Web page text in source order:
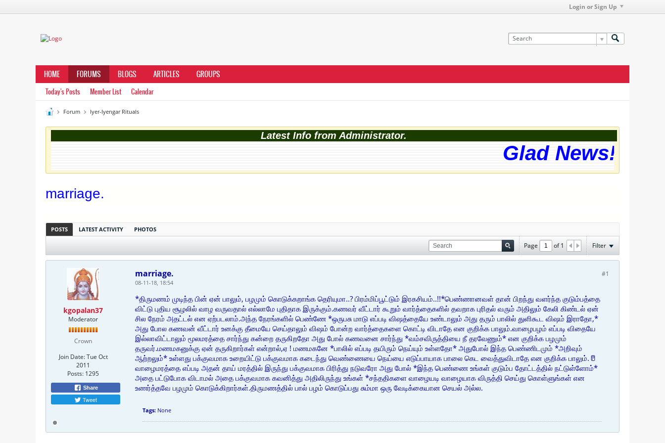
Login or Sign Up
HOME FORUMS BLOGS ARTICLES GROUPS
Today's Posts Member List Calendar
Forum Iyer-Iyengar Rituals
Latest Info from Administrator.
Glad News!
marriage.
POSTS LATEST ACTIVITY PHOTOS
Page of1 Filter
kgopalan37
Moderator
Crown
Join Date: Tue Oct
2011
Posts: 1295
Share
Tweet
#1
marriage.
08-11-18, 18:54
*திருமணம் முடிந்த பின் ஏன் பாலும், பழமும் கொடுக்கறாங்க தெரியுமா..? பிரம்மிப்பூட்டும் இரகசியம்..!!*பெண்ணானவள் தான் பிறந்து வளர்ந்த குடும்பத்தை
விட்டு புதிய சூழலில் வாழ வருவதால் எல்லாமே புதிதாக இருக்கும்.கணவர் வீட்டார் கூறும் வார்த்தைகளில் தவறாக புரிதல் வரும் அதிலும் கேலி கிண்டல் ஏன்
சில நேரம் அதட்டல் என ஏற்படலாம்.அந்த நேரங்களில் பெண்ணே *ஒருபசு மாடு எப்படி விஷத்தையே உண்டாலும் அது தரும் பாலில் துளிகூட விஷம் இராதோ,*
அது போல கணவன் வீட்டார் உனக்கு தீமையே செய்தாலும் விஷம் போன்ற வார்த்தைகளை கொட்டி விடாதே என குறிக்க பாலும்.வாழைபழம் எப்படி விதையே
இல்லாவிட்டாலும் மூலமரத்தை சார்ந்து கன்றை தருகிறதோ அது போல் கணவனை சார்ந்து *வம்சவிருத்தியை நீ தரவேணும்* என குறிக்க பழமும்
தருவர்.மணமகனுக்கு ஏன் தருகிறார்கள் என்றால்,ஏ ! மணமகனே *பாலில் எப்படி தயிரும் நெய்யும் உள்ளதோ* அதுபோல் இந்த பெண்ணிடமும் *அறிவும்
ஆற்றலும்* உள்ளது பக்குவமாக உறையிட்டு பக்குவமாக கடைந்து வெண்ணையை நெய்யை எடுப்பாயாக பாலை கெட வைத்துவிடாதே என குறிக்க பாலும்.🥛
வாழைமரத்தை எப்படி அதன் தாய் மரத்தில் இருந்து பக்குவமாக பிரித்து நடுவரோ அது போல் *இந்த பெண்ணை உங்கள் குடும்ப தோட்டத்தில் நட்டுள்ளோம்*
அதை பட்டுபோக விடாமல் அதை பக்குவமாக கவனித்து அதிலிருந்து உங்கள் *சந்ததிகளை வாழையடி வாழையாக விருத்தி செய்து கொள்ளுங்கள் என
உணர்த்தவே பழமும் கொடுக்கிறார்கள்.திருமணத்தில் பால் பழம் கொடுப்பது சும்மா ஒரு வேடிக்கையான செயல் அல்ல.
Tags: None